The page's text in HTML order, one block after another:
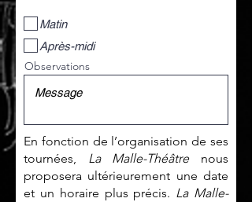
Matin
Après-midi
Observations
En fonction de l’organisation de ses
tournées, La Malle-Théâtrenous
proposera ultérieurement une date
et un horaire plus précis. La Malle-